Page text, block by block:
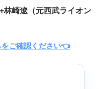
林崎遼（元西武ライオン
ご確認ください👈